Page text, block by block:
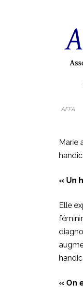
AFFA
Marie
« Un
Elle
« On